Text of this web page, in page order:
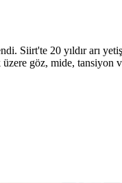
Siirt'te 20 yıldır arı
göz, mide, tansiyon